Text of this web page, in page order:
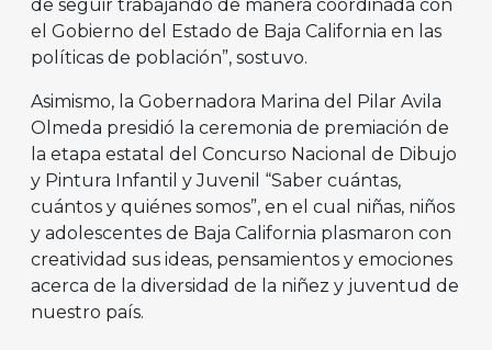
de seguir trabajando de manera coordinada con
el Gobierno del Estado de Baja California en las
políticas de población”, sostuvo.
Asimismo, la Gobernadora Marina del Pilar Avila
Olmeda presidió la ceremonia de premiación de
la etapa estatal del Concurso Nacional de Dibujo
y Pintura Infantil y Juvenil “Saber cuántas,
cuántos y quiénes somos”, en el cual niñas, niños
y adolescentes de Baja California plasmaron con
creatividad sus ideas, pensamientos y emociones
acerca de la diversidad de la niñez y juventud de
nuestro país.